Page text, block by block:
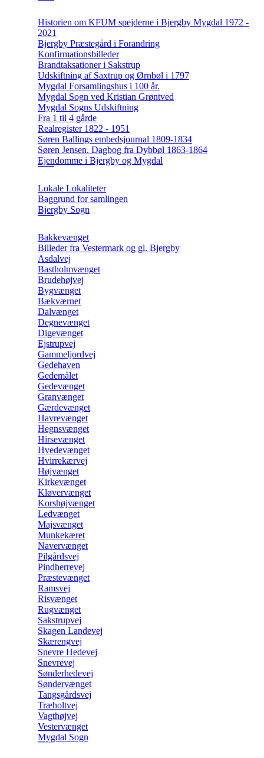
Historien om KFUM spejderne i Bjergby Mygdal 1972 -
2021
Bjergby Præstegård i Forandring
Konfirmationsbilleder
Brandtaksationer i Sakstrup
Udskiftning af Saxtrup og Ørnbøl i 1797
Mygdal Forsamlingshus i 100 år.
Mygdal Sogn ved Kristian Grøntved
Mygdal Sogns Udskiftning
Fra 1 til 4 gårde
Realregister 1822 - 1951
Søren Ballings embedsjournal 1809-1834
Søren Jensen. Dagbog fra Dybbøl 1863-1864
Ejendomme i Bjergby og Mygdal
Lokale Lokaliteter
Baggrund for samlingen
Bjergby Sogn
Bakkevænget
Billeder fra Vestermark og gl. Bjergby
Asdalvej
Bastholmvænget
Brudehøjvej
Bygvænget
Bækværnet
Dalvænget
Degnevænget
Digevænget
Ejstrupvej
Gammeljordvej
Gedehaven
Gedemålet
Gedevænget
Granvænget
Gærdevænget
Havrevænget
Hegnsvænget
Hirsevænget
Hvedevænget
Hvirrekærvej
Højvænget
Kirkevænget
Kløvervænget
Korshøjvænget
Ledvænget
Majsvænget
Munkekæret
Navervænget
Pilgårdsvej
Pindherrevej
Præstevænget
Ramsvej
Risvænget
Rugvænget
Sakstrupvej
Skagen Landevej
Skærengvej
Snevre Hedevej
Snevrevej
Sønderhedevej
Søndervænget
Tangsgårdsvej
Træholtvej
Vagthøjvej
Vestervænget
Mygdal Sogn